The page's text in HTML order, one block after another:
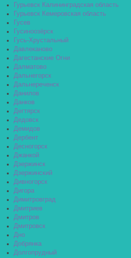
Гурьевск Калининградская область
Гурьевск Кемеровская область
Гусев
Гусиноозёрск
Гусь-Хрустальный
Давлеканово
Дагестанские Огни
Далматово
Дальнегорск
Дальнереченск
Данилов
Данков
Дегтярск
Дедовск
Демидов
Дербент
Десногорск
Джанкой
Дзержинск
Дзержинский
Дивногорск
Дигора
Димитровград
Дмитриев
Дмитров
Дмитровск
Дно
Добрянка
Долгопрудный